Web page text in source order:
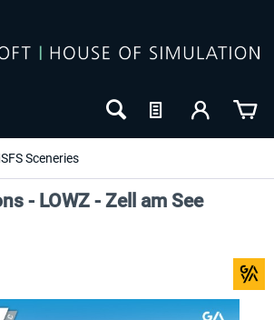
Sceneries
- LOWZ - Zell am See